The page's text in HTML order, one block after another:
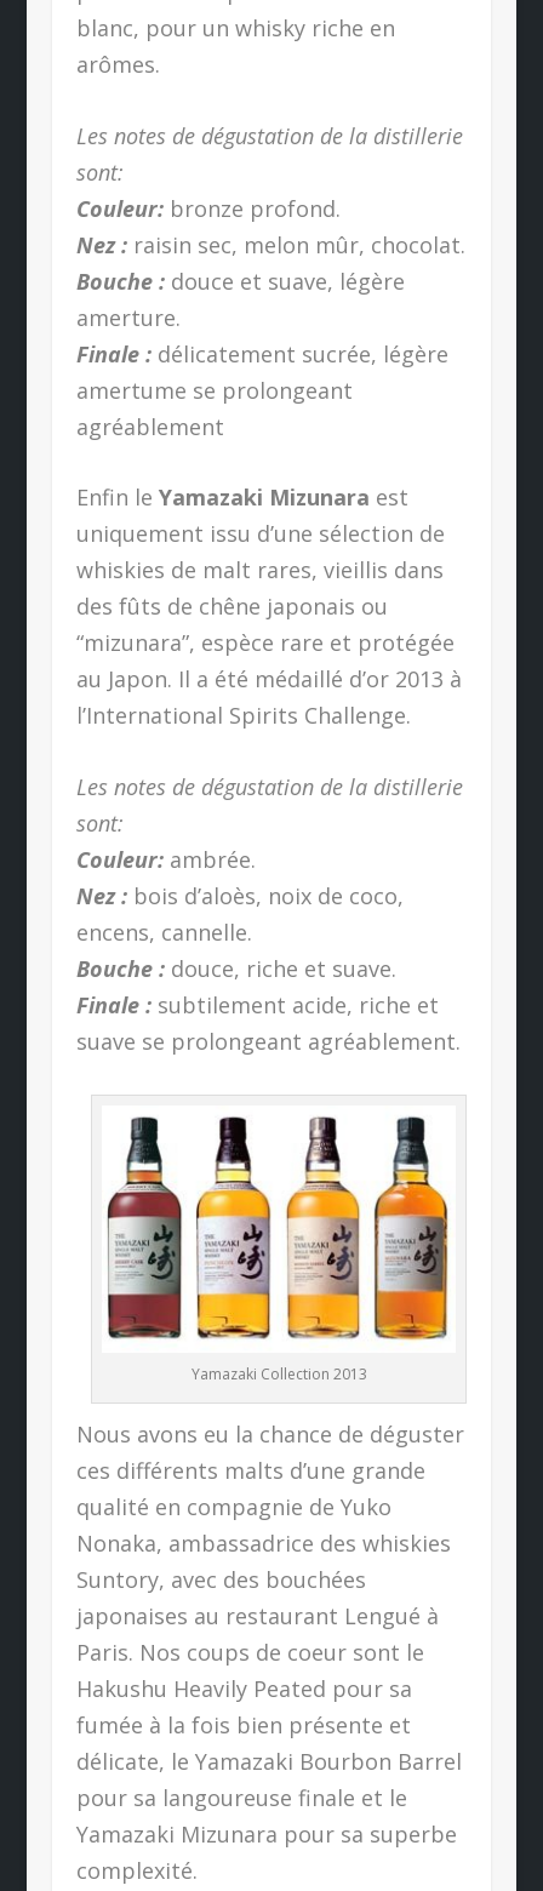
blanc, pour un whisky riche en
arômes.
Les notes de dégustation de la distillerie
sont:
Couleur:bronze profond.
Nez : raisin sec, melon mûr, chocolat.
Bouche :douce et suave, légère
amerture.
Finale : délicatement sucrée, légère
amertume se prolongeant
agréablement
Enfin le Yamazaki Mizunara est
uniquement issu d’une sélection de
whiskies de malt rares, vieillis dans
des fûts de chêne japonais ou
“mizunara”, espèce rare et protégée
au Japon. Il a été médaillé d’or 2013 à
l’International Spirits Challenge.
Les notes de dégustation de la distillerie
sont:
Couleur:ambrée.
Nez : bois d’aloès, noix de coco,
encens, cannelle.
Bouche :douce, riche et suave.
Finale : subtilement acide, riche et
suave se prolongeant agréablement.
Yamazaki Collection 2013
Nous avons eu la chance de déguster
ces différents malts d’une grande
qualité en compagnie de Yuko
Nonaka, ambassadrice des whiskies
Suntory, avec des bouchées
japonaises au restaurant Lengué à
Paris. Nos coups de coeur sont le
Hakushu Heavily Peated pour sa
fumée à la fois bien présente et
délicate, le Yamazaki Bourbon Barrel
pour sa langoureuse finale et le
Yamazaki Mizunara pour sa superbe
complexité.